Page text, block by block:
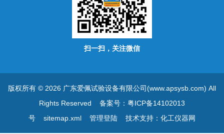
扫一扫，关注微信
版权所有 © 2026 广东爱佩试验设备有限公司(www.apsysb.com) All
Rights Reserved 备案号：粤ICP备14102013
号
sitemap.xml 管理登陆技术支持： 化工仪器网